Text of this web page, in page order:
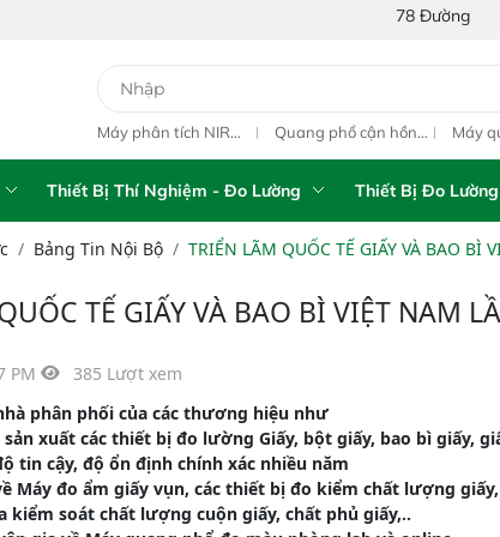
78 Đường Số 1A, Khu Phố 4, Phường
Điện
Máy phân tích NIR
Quang phổ cận hồng
Máy
NIR
Thiết Bị Thí Nghiệm - Đo Lường Thiết Bị Đo
Bảng Tin Nội Bộ TRIỂN LÃM QUỐC TẾ GIẤY VÀ BAO BÌ
TẾ GIẤY VÀ BAO BÌ VIỆT NAM
PM
385 Lượt xem
phân phối của các thương hiệu như
sản xuất các thiết bị đo lường Giấy, bột giấy, bao bì giấy,
tin cậy, độ ổn định chính xác nhiều năm
Máy đo ẩm giấy vụn, các thiết bị đo kiểm chất lượng
kiểm soát chất lượng cuộn giấy, chất phủ giấy,..